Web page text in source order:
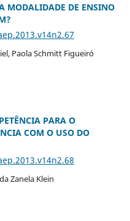
MODALIDADE DE ENSINO
Paola Schmitt Figueiró
PARA O
COM O USO DO
Zanela Klein